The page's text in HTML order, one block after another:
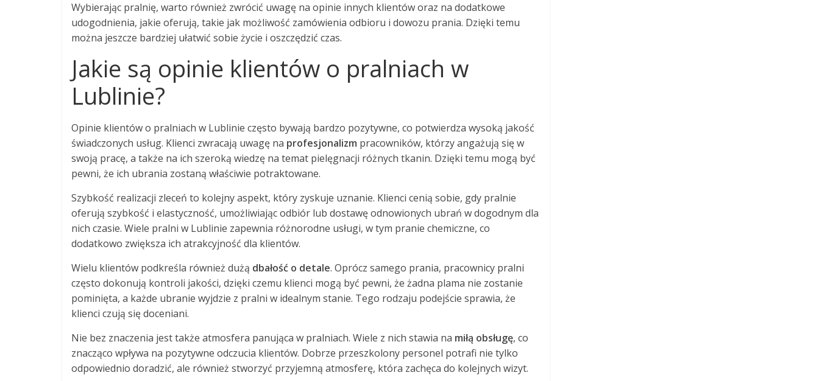
Wybierając pralnię, warto również zwrócić uwagę na opinie innych klientów oraz na dodatkowe
udogodnienia, jakie oferują, takie jak możliwość zamówienia odbioru i dowozu prania. Dzięki temu
można jeszcze bardziej ułatwić sobie życie i oszczędzić czas.
Jakie są opinie klientów o pralniach w
Lublinie?
Opinie klientów o pralniach w Lublinie często bywają bardzo pozytywne, co potwierdza wysoką jakość
świadczonych usług. Klienci zwracają uwagę na profesjonalizm pracowników, którzy angażują się w
swoją pracę, a także na ich szeroką wiedzę na temat pielęgnacji różnych tkanin. Dzięki temu mogą być
pewni, że ich ubrania zostaną właściwie potraktowane.
Szybkość realizacji zleceń to kolejny aspekt, który zyskuje uznanie. Klienci cenią sobie, gdy pralnie
oferują szybkość i elastyczność, umożliwiając odbiór lub dostawę odnowionych ubrań w dogodnym dla
nich czasie. Wiele pralni w Lublinie zapewnia różnorodne usługi, w tym pranie chemiczne, co
dodatkowo zwiększa ich atrakcyjność dla klientów.
Wielu klientów podkreśla również dużą dbałość o detale. Oprócz samego prania, pracownicy pralni
często dokonują kontroli jakości, dzięki czemu klienci mogą być pewni, że żadna plama nie zostanie
pominięta, a każde ubranie wyjdzie z pralni w idealnym stanie. Tego rodzaju podejście sprawia, że
klienci czują się doceniani.
Nie bez znaczenia jest także atmosfera panująca w pralniach. Wiele z nich stawia na miłą obsługę, co
znacząco wpływa na pozytywne odczucia klientów. Dobrze przeszkolony personel potrafi nie tylko
odpowiednio doradzić, ale również stworzyć przyjemną atmosferę, która zachęca do kolejnych wizyt.